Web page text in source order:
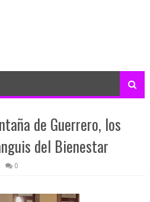
de Guerrero, los
del Bienestar
0